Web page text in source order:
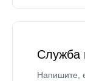
Служба
Напишите,